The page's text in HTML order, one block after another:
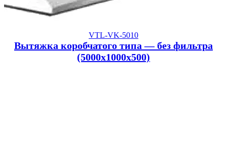
VTL-VK-5010
Вытяжка коробчатого типа — без фильтра
(5000x1000x500)